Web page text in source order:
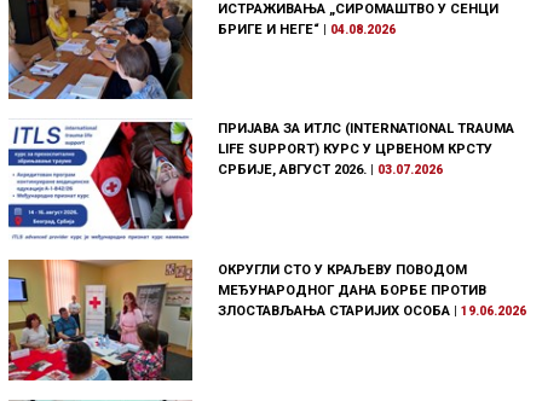
ИСТРАЖИВАЊА „СИРОМАШТВО У СЕНЦИ
БРИГЕ И НЕГЕ“ | 04.08.2026
ПРИЈАВА ЗА ИТЛС (INTERNATIONAL TRAUMA
LIFE SUPPORT) КУРС У ЦРВЕНОМ КРСТУ
СРБИЈЕ, АВГУСТ 2026.
03.07.2026
ОКРУГЛИ СТО У КРАЉЕВУ ПОВОДОМ
МЕЂУНАРОДНОГ ДАНА БОРБЕ ПРОТИВ
ЗЛОСТАВЉАЊА СТАРИЈИХ ОСОБА |19.06.2026